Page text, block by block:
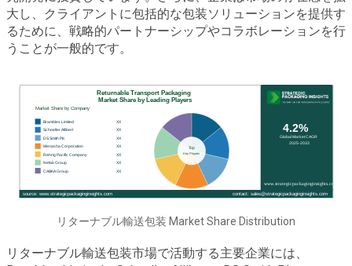
大し、クライアントに包括的な包装ソリューションを提供す
るために、戦略的パートナーシップやコラボレーションを行
うことが一般的です。
リターナブル輸送包装 Market Share Distribution
リターナブル輸送包装市場で活動する主要企業には、